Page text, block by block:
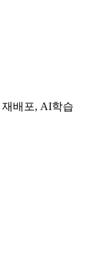
배포, AI학습